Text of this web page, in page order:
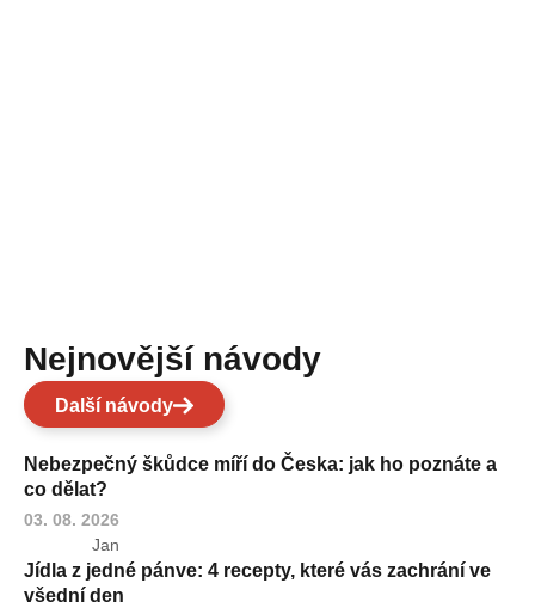
Nejnovější návody
Další návody
Nebezpečný škůdce míří do Česka: jak ho poznáte a
co dělat?
03. 08. 2026
Jan
Jídla z jedné pánve: 4 recepty, které vás zachrání ve
všední den